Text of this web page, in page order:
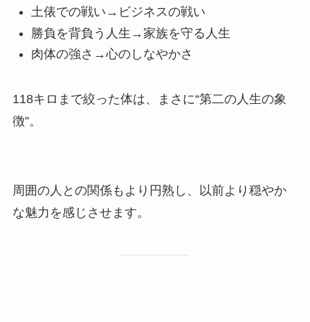
土俵での戦い→ビジネスの戦い
勝負を背負う人生→家族を守る人生
肉体の強さ→心のしなやかさ
118キロまで絞った体は、まさに“第二の人生の象
徴”。
周囲の人との関係もより円熟し、以前より穏やか
な魅力を感じさせます。